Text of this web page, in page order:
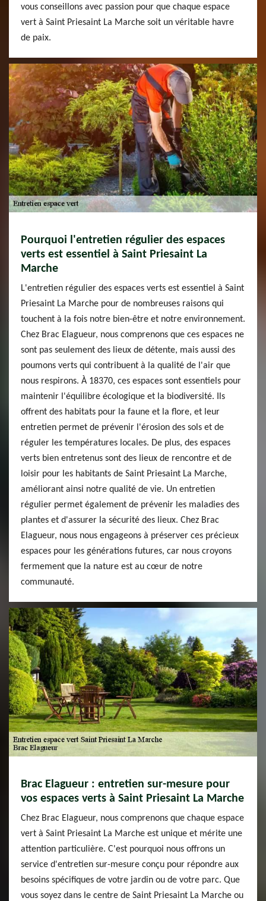
vous conseillons avec passion pour que chaque espace
vert à Saint Priesaint La Marche soit un véritable havre
de paix.
Pourquoi l'entretien régulier des espaces
verts est essentiel à Saint Priesaint La
Marche
L'entretien régulier des espaces verts est essentiel à Saint
Priesaint La Marche pour de nombreuses raisons qui
touchent à la fois notre bien-être et notre environnement.
Chez Brac Elagueur, nous comprenons que ces espaces ne
sont pas seulement des lieux de détente, mais aussi des
poumons verts qui contribuent à la qualité de l'air que
nous respirons. À 18370, ces espaces sont essentiels pour
maintenir l'équilibre écologique et la biodiversité. Ils
offrent des habitats pour la faune et la flore, et leur
entretien permet de prévenir l'érosion des sols et de
réguler les températures locales. De plus, des espaces
verts bien entretenus sont des lieux de rencontre et de
loisir pour les habitants de Saint Priesaint La Marche,
améliorant ainsi notre qualité de vie. Un entretien
régulier permet également de prévenir les maladies des
plantes et d'assurer la sécurité des lieux. Chez Brac
Elagueur, nous nous engageons à préserver ces précieux
espaces pour les générations futures, car nous croyons
fermement que la nature est au cœur de notre
communauté.
Brac Elagueur : entretien sur-mesure pour
vos espaces verts à Saint Priesaint La Marche
Chez Brac Elagueur, nous comprenons que chaque espace
vert à Saint Priesaint La Marche est unique et mérite une
attention particulière. C'est pourquoi nous offrons un
service d'entretien sur-mesure conçu pour répondre aux
besoins spécifiques de votre jardin ou de votre parc. Que
vous soyez dans le centre de Saint Priesaint La Marche ou